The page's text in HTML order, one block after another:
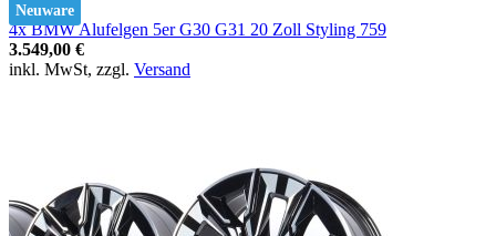
Neuware
4x BMW Alufelgen 5er G30 G31 20 Zoll Styling 759
3.549,00 €
inkl. MwSt, zzgl. Versand